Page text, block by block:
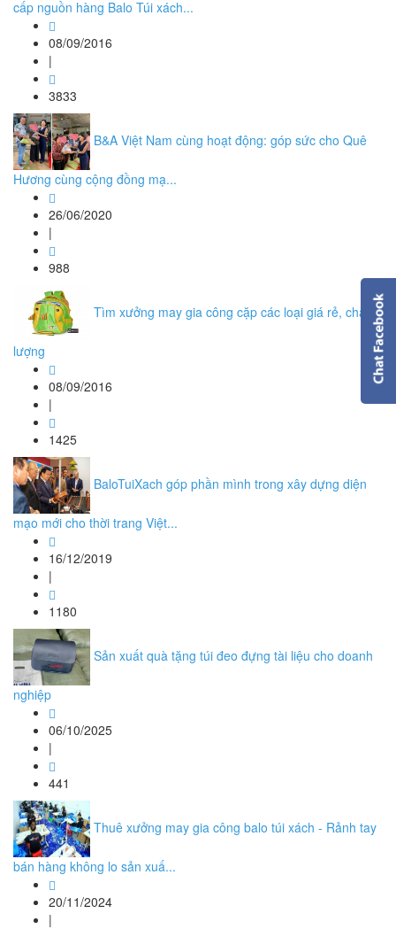
cấp nguồn hàng Balo Túi xách...
08/09/2016
|
3833
B&A Việt Nam cùng hoạt động: góp sức cho Quê
Hương cùng cộng đồng mạ...
26/06/2020
|
988
Tìm xưởng may gia công cặp các loại giá rẻ, chất
lượng
08/09/2016
|
1425
BaloTuiXach góp phần mình trong xây dựng diện
mạo mới cho thời trang Việt...
16/12/2019
|
1180
Sản xuất quà tặng túi đeo đựng tài liệu cho doanh
nghiệp
06/10/2025
|
441
Thuê xưởng may gia công balo túi xách - Rảnh tay
bán hàng không lo sản xuấ...
20/11/2024
|